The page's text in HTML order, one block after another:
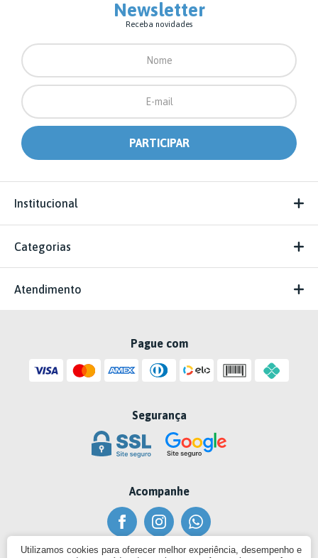
Newsletter
Receba novidades
Institucional
Categorias
Atendimento
Pague com
Segurança
Acompanhe
Utilizamos cookies para oferecer melhor experiência, desempenho e